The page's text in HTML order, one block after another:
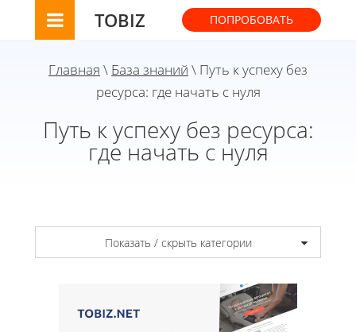
TOBIZ ПОПРОБОВАТЬ
Главная \ База знаний \ Путь к успеху без
ресурса: где начать с нуля
Путь к успеху без ресурса:
где начать с нуля
Показать / скрыть категории